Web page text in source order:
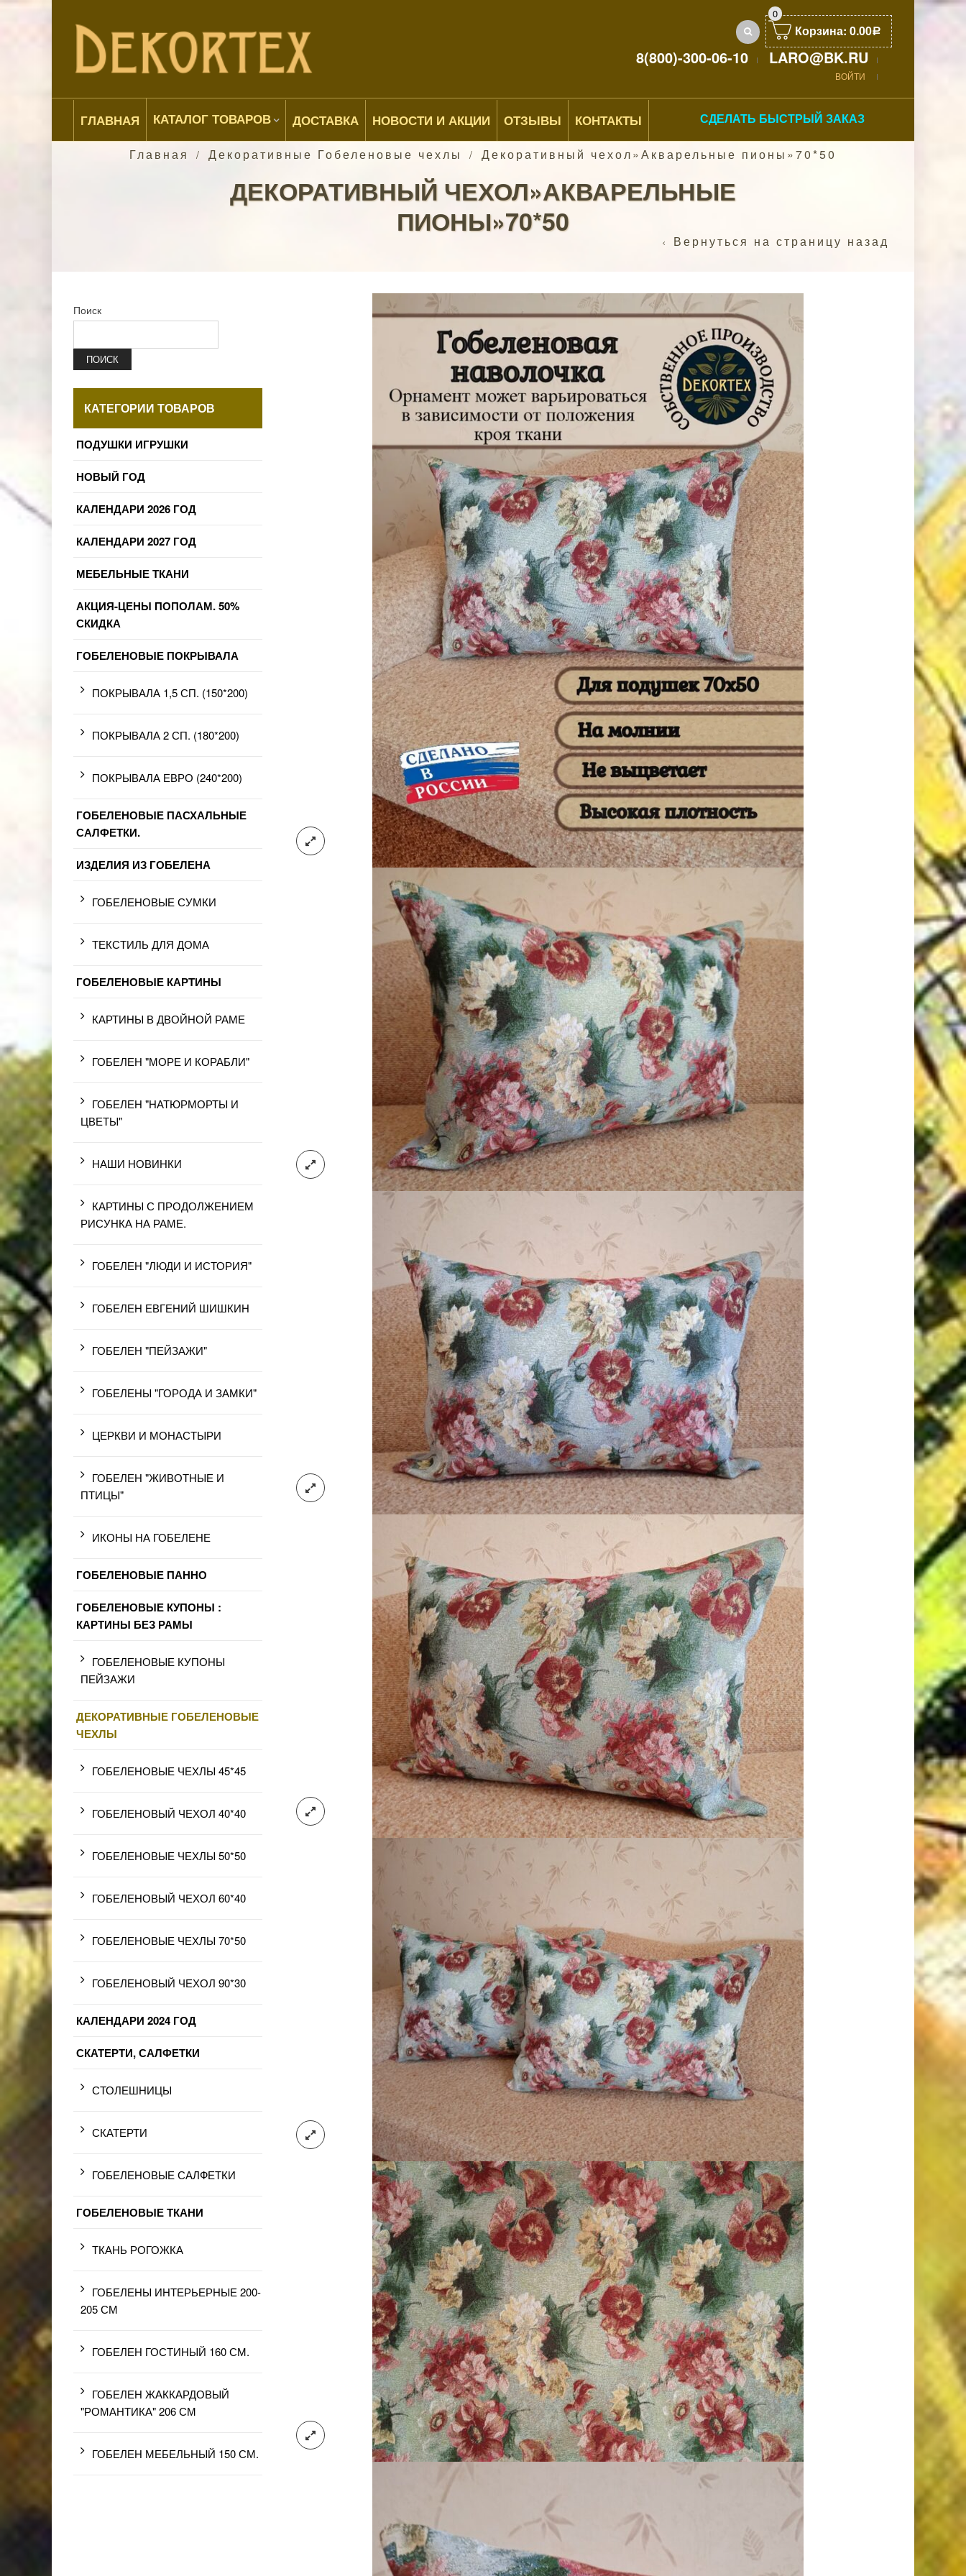
0
Корзина: 0.00Р
8(800)-300-06-10 LARO@BK.RU
ВОЙТИ
ГЛАВНАЯ КАТАЛОГ ТОВАРОВ ДОСТАВКА НОВОСТИ И АКЦИИ ОТЗЫВЫ КОНТАКТЫ СДЕЛАТЬ БЫСТРЫЙ ЗАКАЗ
Главная / Декоративные Гобеленовые чехлы / Декоративный чехол»Акварельные пионы»70*50
ДЕКОРАТИВНЫЙ ЧЕХОЛ»АКВАРЕЛЬНЫЕ
ПИОНЫ»70*50
Вернуться на страницу назад
Поиск
ПОИСК
КАТЕГОРИИ ТОВАРОВ
ПОДУШКИ ИГРУШКИ
НОВЫЙ ГОД
КАЛЕНДАРИ 2026 ГОД
КАЛЕНДАРИ 2027 ГОД
МЕБЕЛЬНЫЕ ТКАНИ
АКЦИЯ-ЦЕНЫ ПОПОЛАМ. 50%
СКИДКА
ГОБЕЛЕНОВЫЕ ПОКРЫВАЛА
ПОКРЫВАЛА 1,5 СП. (150*200)
ПОКРЫВАЛА 2 СП. (180*200)
ПОКРЫВАЛА ЕВРО (240*200)
ГОБЕЛЕНОВЫЕ ПАСХАЛЬНЫЕ
САЛФЕТКИ.
ИЗДЕЛИЯ ИЗ ГОБЕЛЕНА
ГОБЕЛЕНОВЫЕ СУМКИ
ТЕКСТИЛЬ ДЛЯ ДОМА
ГОБЕЛЕНОВЫЕ КАРТИНЫ
КАРТИНЫ В ДВОЙНОЙ РАМЕ
ГОБЕЛЕН "МОРЕ И КОРАБЛИ"
ГОБЕЛЕН "НАТЮРМОРТЫ И
ЦВЕТЫ"
НАШИ НОВИНКИ
КАРТИНЫ С ПРОДОЛЖЕНИЕМ
РИСУНКА НА РАМЕ.
ГОБЕЛЕН "ЛЮДИ И ИСТОРИЯ"
ГОБЕЛЕН ЕВГЕНИЙ ШИШКИН
ГОБЕЛЕН "ПЕЙЗАЖИ"
ГОБЕЛЕНЫ "ГОРОДА И ЗАМКИ"
ЦЕРКВИ И МОНАСТЫРИ
ГОБЕЛЕН "ЖИВОТНЫЕ И
ПТИЦЫ"
ИКОНЫ НА ГОБЕЛЕНЕ
ГОБЕЛЕНОВЫЕ ПАННО
ГОБЕЛЕНОВЫЕ КУПОНЫ :
КАРТИНЫ БЕЗ РАМЫ
ГОБЕЛЕНОВЫЕ КУПОНЫ
ПЕЙЗАЖИ
ДЕКОРАТИВНЫЕ ГОБЕЛЕНОВЫЕ
ЧЕХЛЫ
ГОБЕЛЕНОВЫЕ ЧЕХЛЫ 45*45
ГОБЕЛЕНОВЫЙ ЧЕХОЛ 40*40
ГОБЕЛЕНОВЫЕ ЧЕХЛЫ 50*50
ГОБЕЛЕНОВЫЙ ЧЕХОЛ 60*40
ГОБЕЛЕНОВЫЕ ЧЕХЛЫ 70*50
ГОБЕЛЕНОВЫЙ ЧЕХОЛ 90*30
КАЛЕНДАРИ 2024 ГОД
СКАТЕРТИ, САЛФЕТКИ
СТОЛЕШНИЦЫ
СКАТЕРТИ
ГОБЕЛЕНОВЫЕ САЛФЕТКИ
ГОБЕЛЕНОВЫЕ ТКАНИ
ТКАНЬ РОГОЖКА
ГОБЕЛЕНЫ ИНТЕРЬЕРНЫЕ 200-
205 СМ
ГОБЕЛЕН ГОСТИНЫЙ 160 СМ.
ГОБЕЛЕН ЖАККАРДОВЫЙ
"РОМАНТИКА" 206 СМ
ГОБЕЛЕН МЕБЕЛЬНЫЙ 150 СМ.